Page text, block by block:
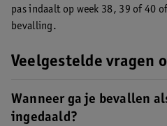
pas indaalt op week 38, 39 of 40
bevalling.
Veelgestelde vragen
Wanneer ga je bevallen
ingedaald?